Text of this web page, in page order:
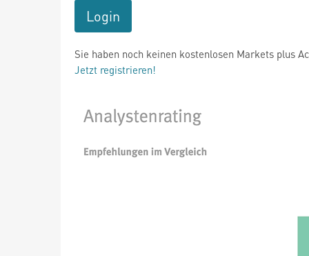
Login
Sie haben noch keinen kostenlosen Markets plus
Jetzt registrieren!